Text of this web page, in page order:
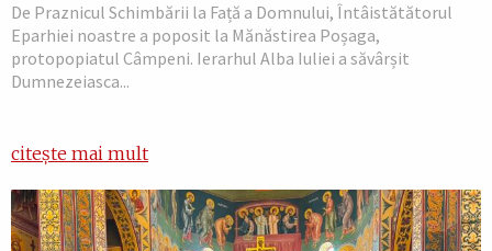
De Praznicul Schimbării la Față a Domnului, Întâistătătorul
Eparhiei noastre a poposit la Mănăstirea Poșaga,
protopopiatul Câmpeni. Ierarhul Alba Iuliei a săvârșit
Dumnezeiasca...
citește mai mult